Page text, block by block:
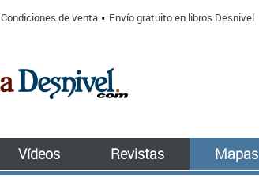
Condiciones de venta Envío gratuito en libros Desnivel
Vídeos Revistas Mapas